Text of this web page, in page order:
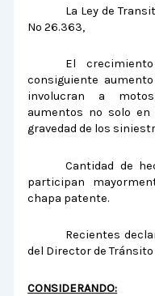
La Ley de
Nº 26.363,
El
consiguiente
involucran a
aumentos no solo
gravedad de los
Cantidad de
participan
chapa patente.
Recientes
del Director de
CONSIDERANDO: